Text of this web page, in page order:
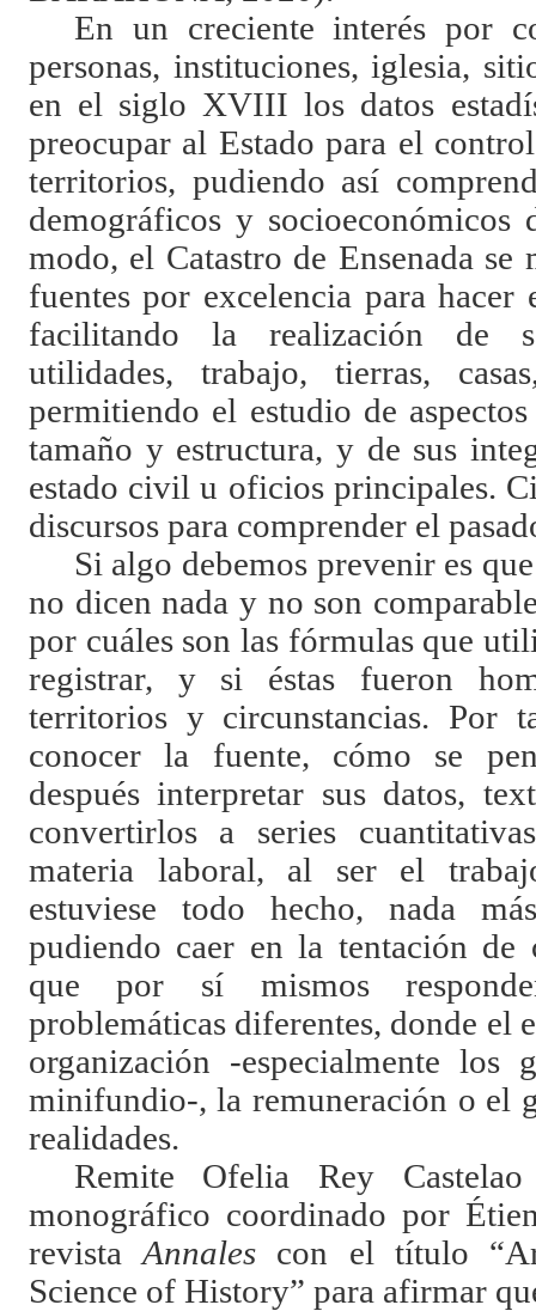
En un creciente interés por
personas, instituciones, iglesia,
en el siglo XVIII los datos
preocupar al Estado para el
territorios, pudiendo así
demográficos y socioeconómicos
modo, el Catastro de Ensenada se
fuentes por excelencia para hacer
facilitando la realización de
utilidades, trabajo, tierras,
permitiendo el estudio de
tamaño y estructura, y de sus
estado civil u oficios principales.
discursos para comprender el
Si algo debemos prevenir es
no dicen nada y no son
por cuáles son las fórmulas que
registrar, y si éstas fueron
territorios y circunstancias. Por
conocer la fuente, cómo se
después interpretar sus datos,
convertirlos a series
materia laboral, al ser el
estuviese todo hecho, nada
pudiendo caer en la tentación de
que por sí mismos
problemáticas diferentes, donde el
organización -especialmente
minifundio-, la remuneración o el
realidades.
Remite Ofelia Rey
monográfico coordinado por
revistaAnnales con el título
Science of History” para afirmar